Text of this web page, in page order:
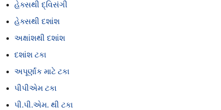
હેક્સથી દ્વિસંગી
હેક્સથી દશાંશ
અક્ષાંશથી દશાંશ
દશાંશ ટકા
અપૂર્ણાંક માટે ટકા
પીપીએમ ટકા
પી.પી.એમ. થી ટકા